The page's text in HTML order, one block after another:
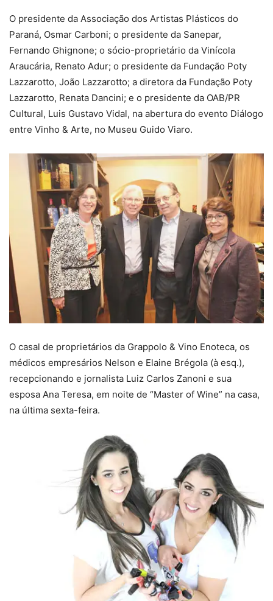
O presidente da Associação dos Artistas Plásticos do
Paraná, Osmar Carboni; o presidente da Sanepar,
Fernando Ghignone; o sócio-proprietário da Vinícola
Araucária, Renato Adur; o presidente da Fundação Poty
Lazzarotto, João Lazzarotto; a diretora da Fundação Poty
Lazzarotto, Renata Dancini; e o presidente da OAB/PR
Cultural, Luis Gustavo Vidal, na abertura do evento Diálogo
entre Vinho & Arte, no Museu Guido Viaro.
O casal de proprietários da Grappolo & Vino Enoteca, os
médicos empresários Nelson e Elaine Brégola (à esq.),
recepcionando e jornalista Luiz Carlos Zanoni e sua
esposa Ana Teresa, em noite de “Master of Wine” na casa,
na última sexta-feira.